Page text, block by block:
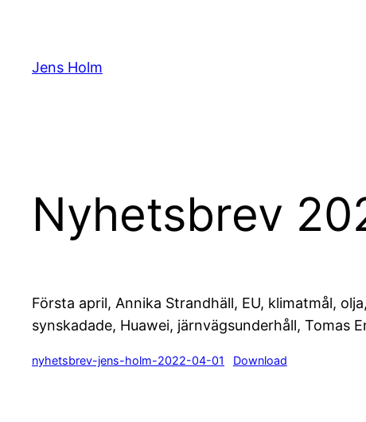
innehåll
Jens Holm
Nyhetsbrev
Första april, Annika Strandhäll, EU, klimatmål,
synskadade, Huawei, järnvägsunderhåll, Tomas
nyhetsbrev-jens-holm-2022-04-01 Download